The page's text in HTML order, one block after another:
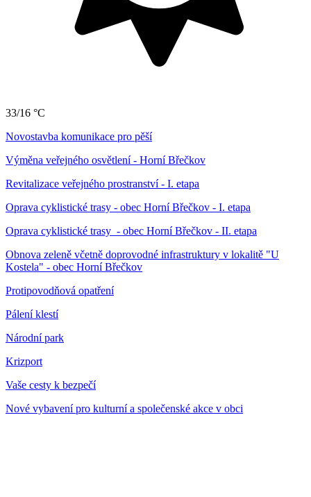
33/16 °C
Novostavba komunikace pro pěší
Výměna veřejného osvětlení - Horní Břečkov
Revitalizace veřejného prostranství - I. etapa
Oprava cyklistické trasy - obec Horní Břečkov - I. etapa
Oprava cyklistické trasy - obec Horní Břečkov - II. etapa
Obnova zeleně včetně doprovodné infrastruktury v lokalitě "U
Kostela" - obec Horní Břečkov
Protipovodňová opatření
Pálení klestí
Národní park
Krizport
Vaše cesty k bezpečí
Nové vybavení pro kulturní a společenské akce v obci